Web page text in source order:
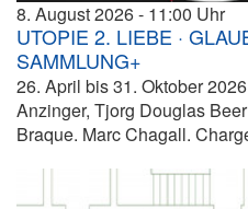
8. August 2026 11:00
UTOPIE 2. LIEBE ·
SAMMLUNG+
26. April bis 31. Oktober
Anzinger, Tjorg Douglas
Braque. Marc Chagall.